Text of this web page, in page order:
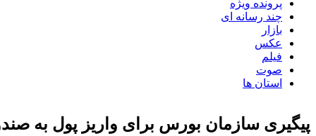
پرونده ویژه
چند رسانه ای
بازار
عکس
فیلم
صوت
استان ها
پیگیری سازمان بورس برای واریز پول به